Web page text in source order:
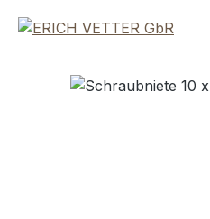
Bildergalerie überspringen